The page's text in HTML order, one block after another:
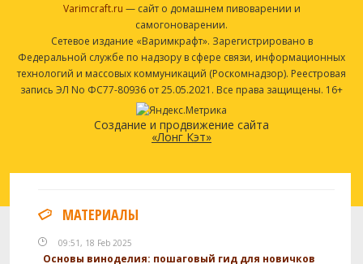
Varimcraft.ru — сайт о домашнем пивоварении и
самогоноварении.
Сетевое издание «Варимкрафт». Зарегистрировано в
Федеральной службе по надзору в сфере связи, информационных
технологий и массовых коммуникаций (Роскомнадзор). Реестровая
запись ЭЛ No ФС77-80936 от 25.05.2021. Все права защищены. 16+
Создание и продвижение сайта
«Лонг Кэт»
МАТЕРИАЛЫ
09:51, 18 Feb 2025
Основы виноделия: пошаговый гид для новичков